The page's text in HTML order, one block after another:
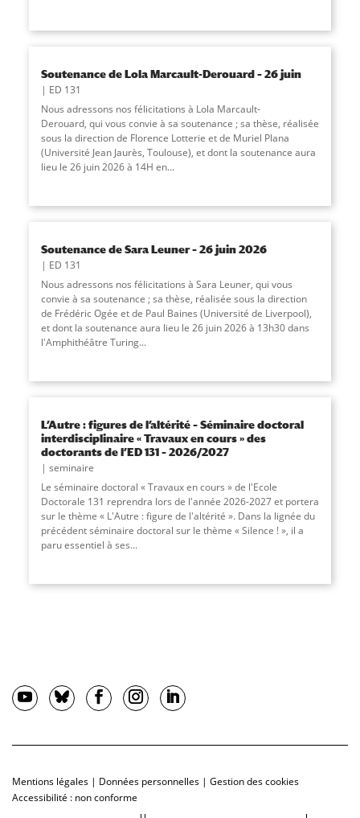
Soutenance de Lola Marcault-Derouard – 26 juin
ED 131
Nous adressons nos félicitations à Lola Marcault-
Derouard, qui vous convie à sa soutenance ; sa thèse, réalisée
sous la direction de Florence Lotterie et de Muriel Plana
(Université Jean Jaurès, Toulouse), et dont la soutenance aura
lieu le 26 juin 2026 à 14H en...
Soutenance de Sara Leuner – 26 juin 2026
ED 131
Nous adressons nos félicitations à Sara Leuner, qui vous
convie à sa soutenance ; sa thèse, réalisée sous la direction
de Frédéric Ogée et de Paul Baines (Université de Liverpool),
et dont la soutenance aura lieu le 26 juin 2026 à 13h30 dans
l'Amphithéâtre Turing...
L’Autre : figures de l’altérité – Séminaire doctoral
interdisciplinaire « Travaux en cours » des
doctorants de l’ED 131 – 2026/2027
seminaire
Le séminaire doctoral « Travaux en cours » de l'Ecole
Doctorale 131 reprendra lors de l'année 2026-2027 et portera
sur le thème « L'Autre : figure de l'altérité ». Dans la lignée du
précédent séminaire doctoral sur le thème « Silence ! », il a
paru essentiel à ses...
Mentions légales | Données personnelles | Gestion des cookies
Accessibilité : non conforme